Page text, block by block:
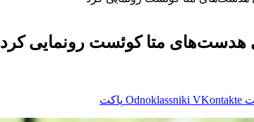
هدست‌های متا کوئست رونمایی کرد
‫VKontakte
‫Odnoklassniki پاکت